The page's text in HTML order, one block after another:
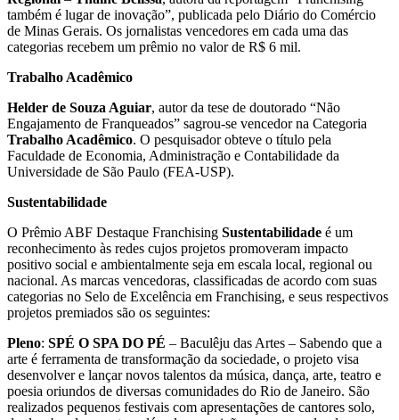
também é lugar de inovação”, publicada pelo Diário do Comércio
de Minas Gerais. Os jornalistas vencedores em cada uma das
categorias recebem um prêmio no valor de R$ 6 mil.
Trabalho Acadêmico
Helder de Souza Aguiar, autor da tese de doutorado “Não
Engajamento de Franqueados” sagrou-se vencedor na Categoria
Trabalho Acadêmico. O pesquisador obteve o título pela
Faculdade de Economia, Administração e Contabilidade da
Universidade de São Paulo (FEA-USP).
Sustentabilidade
O Prêmio ABF Destaque Franchising Sustentabilidade é um
reconhecimento às redes cujos projetos promoveram impacto
positivo social e ambientalmente seja em escala local, regional ou
nacional. As marcas vencedoras, classificadas de acordo com suas
categorias no Selo de Excelência em Franchising, e seus respectivos
projetos premiados são os seguintes:
Pleno: SPÉ O SPA DO PÉ – Baculêju das Artes – Sabendo que a
arte é ferramenta de transformação da sociedade, o projeto visa
desenvolver e lançar novos talentos da música, dança, arte, teatro e
poesia oriundos de diversas comunidades do Rio de Janeiro. São
realizados pequenos festivais com apresentações de cantores solo,